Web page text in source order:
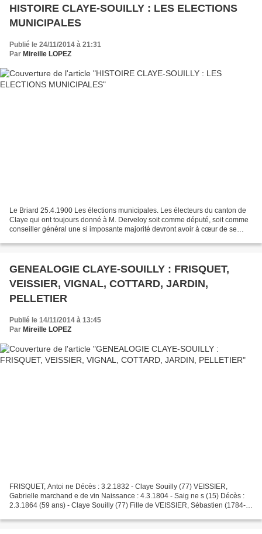
HISTOIRE CLAYE-SOUILLY : LES ELECTIONS
MUNICIPALES
Publié le 24/11/2014 à 21:31
Par Mireille LOPEZ
Le Briard 25.4.1900 Les élections municipales. Les électeurs du canton de
Claye qui ont toujours donné à M. Derveloy soit comme député, soit comme
conseiller général une si imposante majorité devront avoir à cœur de se
GENEALOGIE CLAYE-SOUILLY : FRISQUET,
VEISSIER, VIGNAL, COTTARD, JARDIN,
PELLETIER
Publié le 14/11/2014 à 13:45
Par Mireille LOPEZ
FRISQUET, Antoi ne Décès : 3.2.1832 - Claye Souilly (77) VEISSIER,
Gabrielle marchand e de vin Naissance : 4.3.1804 - Saig ne s (15) Décès :
2.3.1864 (59 ans) - Claye Souilly (77) Fille de VEISSIER, Sébastien (1784-<